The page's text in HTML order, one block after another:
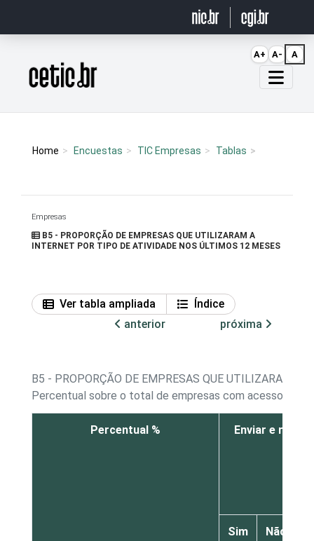
Página inicial
Home Encuestas TIC Empresas Tablas
Empresas
B5 - PROPORÇÃO DE EMPRESAS QUE UTILIZARAM A
INTERNET POR TIPO DE ATIVIDADE NOS ÚLTIMOS 12 MESES
Ver tabla ampliada
Índice
anterior
próxima
B5 - PROPORÇÃO DE EMPRESAS QUE UTILIZARAM A
Percentual sobre o total de empresas com acesso à
Percentual % Enviar e
Sim Não
A+ A- A